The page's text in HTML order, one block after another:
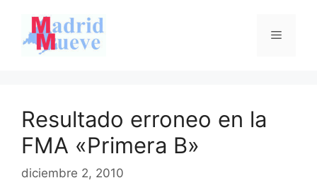
contenido
Menú
Resultado erroneo en la
FMA «Primera B»
diciembre 2, 2010